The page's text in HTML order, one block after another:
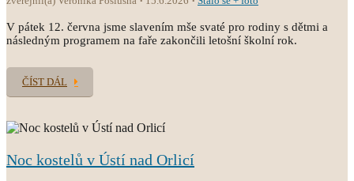
V pátek 12. června jsme slavením mše svaté pro rodiny s dětmi a
následným programem na faře zakončili letošní školní rok.
ČÍST DÁL
Noc kostelů v Ústí nad Orlicí